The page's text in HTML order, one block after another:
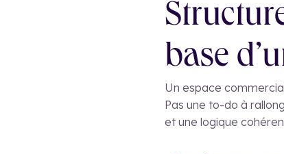
base
Un espace
Pas une to-do à
et une logique